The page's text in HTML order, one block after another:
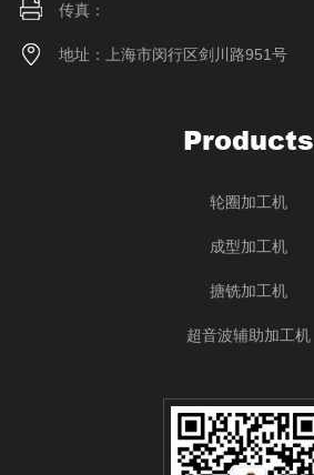
传真：
地址：上海市闵行区剑川路951号
Products
轮圈加工机
成型加工机
搪铣加工机
超音波辅助加工机